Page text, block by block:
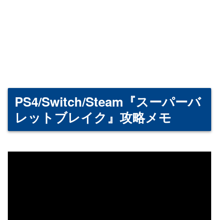
PS4/Switch/Steam『スーパーバ
レットブレイク』攻略メモ